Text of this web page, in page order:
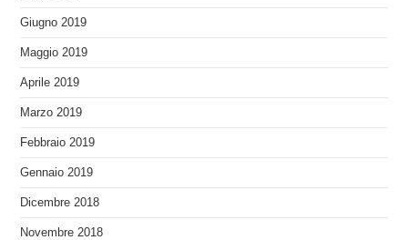
Giugno 2019
Maggio 2019
Aprile 2019
Marzo 2019
Febbraio 2019
Gennaio 2019
Dicembre 2018
Novembre 2018